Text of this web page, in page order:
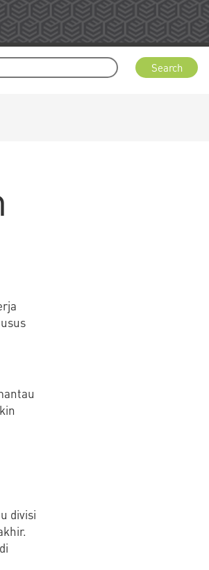
divisi